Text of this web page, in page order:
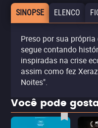
SINOPSE ELENCO
Preso por sua
segue contando
inspiradas na crise
assim como fez
Noites".
Você pode